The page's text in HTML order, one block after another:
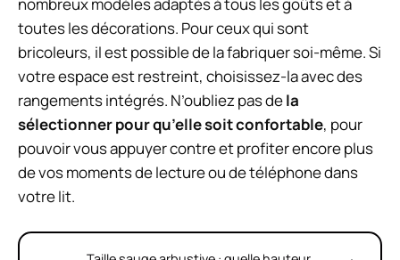
nombreux modèles adaptés à tous les goûts et à
toutes les décorations. Pour ceux qui sont
bricoleurs, il est possible de la fabriquer soi-même. Si
votre espace est restreint, choisissez-la avec des
rangements intégrés. N’oubliez pas dela
sélectionner pour qu’elle soit confortable, pour
pouvoir vous appuyer contre et profiter encore plus
de vos moments de lecture ou de téléphone dans
votre lit.